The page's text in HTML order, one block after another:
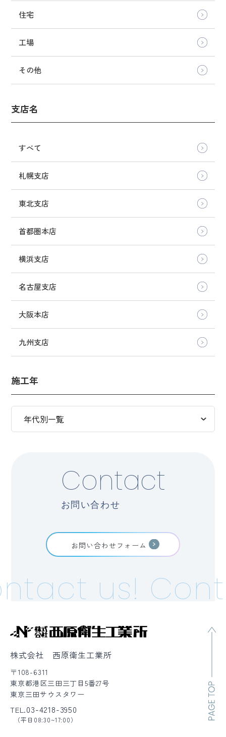
住宅
工場
その他
支店名
すべて
札幌支店
東北支店
首都圏本店
横浜支店
名古屋支店
大阪本店
九州支店
施工年
Contact
お問い合わせ
お問い合わせフォーム
us!
株式会社 西原衛生工業所
〒108-6311
東京都港区三田三丁目5番27号
東京三田サウスタワー
TEL.03-4218-3950
（平日08:30~17:00）